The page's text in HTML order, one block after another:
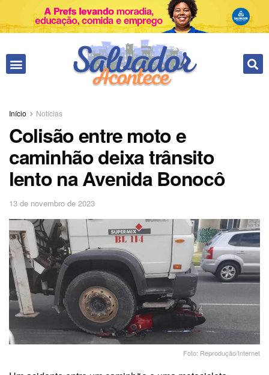
Início Notícias
Colisão entre moto e
caminhão deixa trânsito
lento na Avenida Bonocô
13 de novembro de 2023
Foto: Reprodução/Internet